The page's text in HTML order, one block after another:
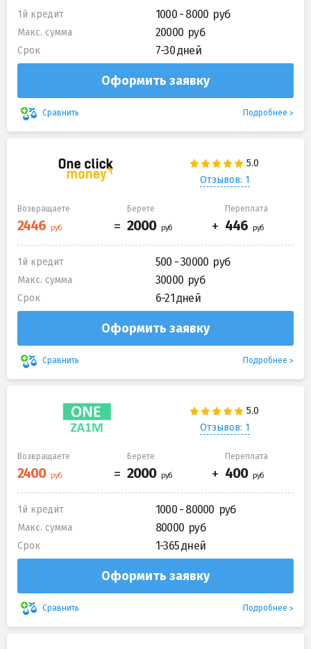
1й кредит 1000 - 8000
Макс. сумма 20000
Срок 7-30 дней
Оформить заявку
Сравнить Подробнее
Отзывов: 1
Возвращаете Берете Переплата
1й кредит 500 - 30000
Макс. сумма 30000
Срок 6-21 дней
Оформить заявку
Сравнить Подробнее
Отзывов: 1
Возвращаете Берете Переплата
1й кредит 1000 - 80000
Макс. сумма 80000
Срок 1-365 дней
Оформить заявку
Сравнить Подробнее